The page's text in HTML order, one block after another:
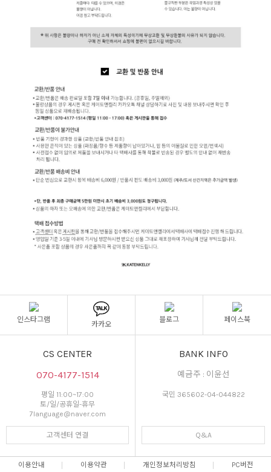
인스타그램
카카오
블로그 페이스북
CS CENTER
070-4177-1514
평일 11:00~17:00
토/일/공휴일-휴무
7language@naver.com
고객센터 연결
BANK INFO
예금주 : 이윤선
국민 365602-04-044822
Q&A
이용안내 이용약관 개인정보처리방침 PC버전